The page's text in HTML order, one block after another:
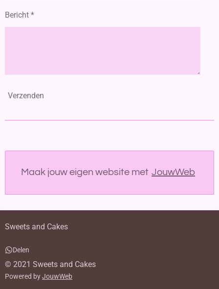
Bericht *
Verzenden
Maak jouw eigen website met JouwWeb
Sweets and Cakes
Delen
© 2021 Sweets and Cakes
Powered byJouwWeb